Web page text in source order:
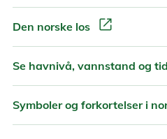
Den norske los open_in_new
Se havnivå, vannstand og
Symboler og forkortelser i